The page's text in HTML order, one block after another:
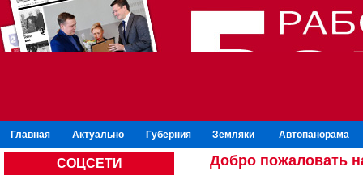
Главная Актуально Губерния Земляки Автопанорама
СОЦСЕТИ Добро пожаловать